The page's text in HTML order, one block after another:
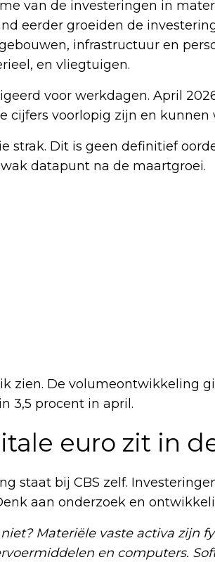
van de investeringen in
eerder groeiden de
infrastructuur en
en vliegtuigen.
voor werkdagen. April
cijfers voorlopig zijn en
strak. Dit is geen definitief
datapunt na de maartgroei.
zien. De volumeontwikkeling
3,5 procent in april.
euro zit in
staat bij CBS zelf.
aan onderzoek en
Materiële vaste activa zijn
en computers.